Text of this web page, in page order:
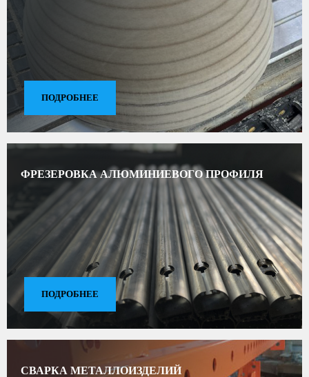
ПОДРОБНЕЕ
ФРЕЗЕРОВКА АЛЮМИНИЕВОГО ПРОФИЛЯ
ПОДРОБНЕЕ
СВАРКА МЕТАЛЛОИЗДЕЛИЙ